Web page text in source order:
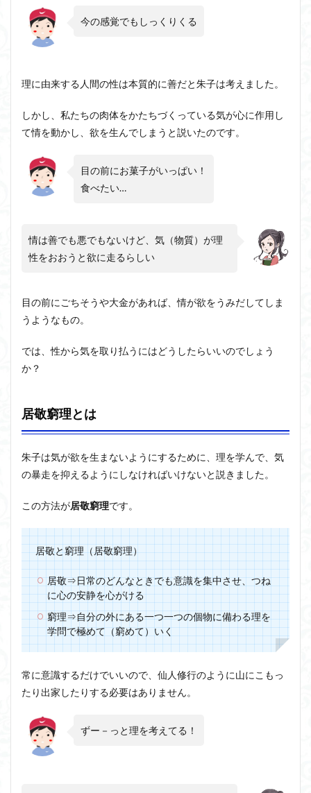
今の感覚でもしっくりくる
理に由来する人間の性は本質的に善だと朱子は考えました。
しかし、私たちの肉体をかたちづくっている気が心に作用し
て情を動かし、欲を生んでしまうと説いたのです。
目の前にお菓子がいっぱい！
食べたい…
情は善でも悪でもないけど、気（物質）が理
性をおおうと欲に走るらしい
目の前にごちそうや大金があれば、情が欲をうみだしてしま
うようなもの。
では、性から気を取り払うにはどうしたらいいのでしょう
か？
居敬窮理とは
朱子は気が欲を生まないようにするために、理を学んで、気
の暴走を抑えるようにしなければいけないと説きました。
この方法が居敬窮理です。
居敬と窮理（居敬窮理）
居敬⇒日常のどんなときでも意識を集中させ、つね
に心の安静を心がける
窮理⇒自分の外にある一つ一つの個物に備わる理を
学問で極めて（窮めて）いく
常に意識するだけでいいので、仙人修行のように山にこもっ
たり出家したりする必要はありません。
ずー－っと理を考えてる！